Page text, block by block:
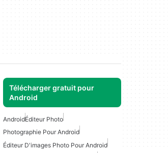
Télécharger gratuit pour
Android
AndroidÉditeur Photo
Photographie Pour Android
Éditeur D'images Photo Pour Android